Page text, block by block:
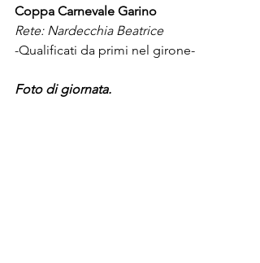
Coppa Carnevale Garino
Rete: Nardecchia Beatrice
-Qualificati da primi nel girone-
Foto di giornata.